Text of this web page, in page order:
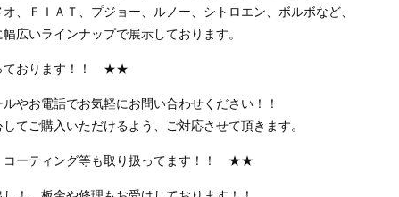
、ＦＩＡＴ、プジョー、ルノー、シトロエン、ボルボなど、
広いラインナップで展示しております。
おります！！ ★★
やお電話でお気軽にお問い合わせください！！
てご購入いただけるよう、ご対応させて頂きます。
ーティング等も取り扱ってます！！ ★★